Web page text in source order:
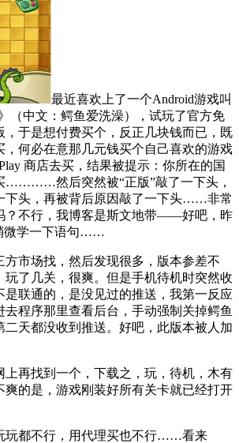
最近喜欢上了一个Android游戏叫
》（中文：鳄鱼爱洗澡），试玩了官方免
，于是想付费买个，反正几块钱而已，既
，何必在意那几元钱买个自己喜欢的游戏
商店去买，结果被提示：你所在的国
…………然后突然被“正版”敲了一下头，
下头，再被背后原因敲了一下头……非常
？不行，我博客是斯文地带——好吧，昨
微学一下语句……
方市场找，然后发现很多，版本参差不
玩了几关，很爽。但是手机待机时突然收
是联通的，是没见过的推送，我第一反应
去程序那里查看后台，手动强制关掉鳄鱼
二天都没收到推送。好吧，此版本被人加
上再找到一个，下载之，玩，待机，木有
爽的是，游戏刚装好所有关卡就已经打开
玩都不行，用代理买也不行……看来